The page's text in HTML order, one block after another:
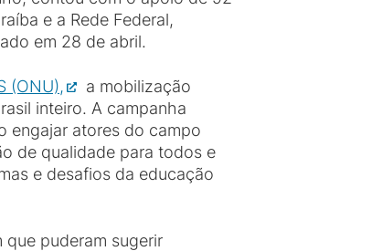
e a Rede Federal,
em 28 de abril.
(ONU),
a mobilização
inteiro. A campanha
engajar atores do campo
de qualidade para todos e
e desafios da educação
puderam sugerir